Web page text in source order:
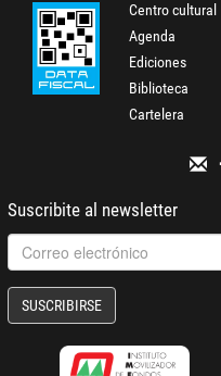
Centro cultural
Agenda
Ediciones
Biblioteca
Cartelera
Suscribite al newsletter
SUSCRIBIRSE